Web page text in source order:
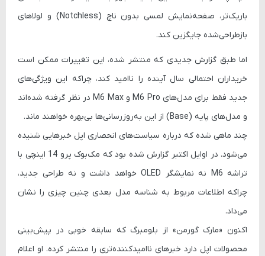
باریک‌تر، صفحه‌نمایش لمسی بدون ناچ (Notchless) و لولاهای
بازطراحی‌شده جایگزین کند.
اما طبق گزارش جدیدی که منتشر شده، این تغییرات ممکن است
خریداران احتمالی سال آینده را ناامید کند، چراکه این ویژگی‌های
جدید فقط برای مدل‌های M6 Pro و M6 Max
در نظر گرفته شده‌اند
و مدل‌های پایه (Base)
از این به‌روزرسانی‌ها بی‌بهره خواهند ماند.
چند ماهی شده که درباره سیاست‌های انحصاری اپل خبرهایی شنیده
می‌شود. در اوایل اکتبر گزارش شده بود که
مک‌بوک پرو 14 اینچی با
تراشه M6
نه نمایشگر OLED خواهد داشت و نه طراحی جدید،
چراکه اطلاعات مربوط به شناسه مدل بعدی چنین چیزی را نشان
می‌داد.
اکنون «مارک گورمن» از بلومبرگ که سابقه خوبی در پیش‌بینی
محصولات اپل دارد خبرهای ناامیدکننده‌تری را منتشر کرده. او اعلام